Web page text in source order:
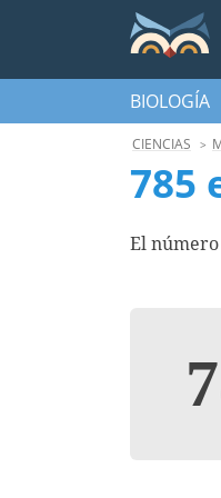
BIOLOGÍA
CIENCIAS
785
El número